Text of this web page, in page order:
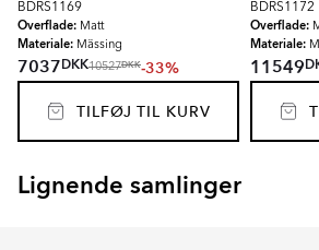
BDRS1169
Overflade: Matt
Materiale: Mässing
7037DKK10527DKK-33%
TILFØJ TIL KURV
BDRS1172
Overflade:
Materiale:
11549
Lignende samlinger
ROLL